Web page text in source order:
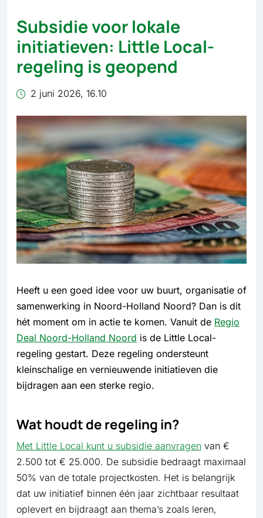
Subsidie voor lokale
initiatieven: Little Local-
regeling is geopend
2 juni 2026, 16.10
Heeft u een goed idee voor uw buurt, organisatie of
samenwerking in Noord-Holland Noord? Dan is dit
hét moment om in actie te komen. Vanuit de Regio
Deal Noord-Holland Noord is de Little Local-
regeling gestart. Deze regeling ondersteunt
kleinschalige en vernieuwende initiatieven die
bijdragen aan een sterke regio.
Wat houdt de regeling in?
Met Little Local kunt u subsidie aanvragen van €
2.500 tot € 25.000. De subsidie bedraagt maximaal
50% van de totale projectkosten. Het is belangrijk
dat uw initiatief binnen één jaar zichtbaar resultaat
oplevert en bijdraagt aan thema’s zoals leren,